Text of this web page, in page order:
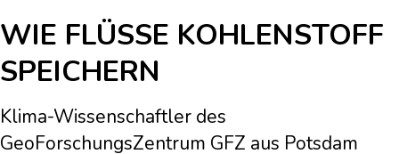
WIE FLÜSSE KOHLENSTOFF
SPEICHERN
Klima-Wissenschaftler des
GeoForschungsZentrum GFZ aus Potsdam